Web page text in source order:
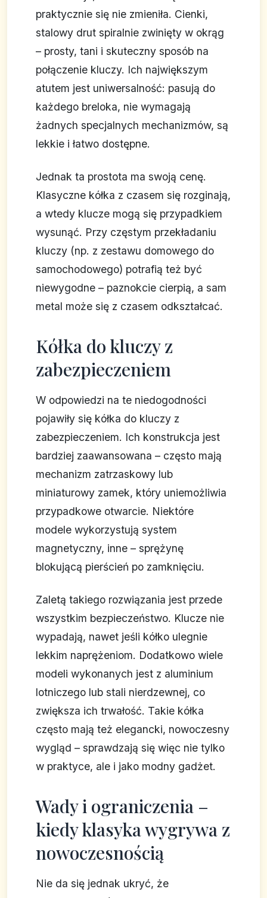
praktycznie się nie zmieniła. Cienki,
stalowy drut spiralnie zwinięty w okrąg
– prosty, tani i skuteczny sposób na
połączenie kluczy. Ich największym
atutem jest uniwersalność: pasują do
każdego breloka, nie wymagają
żadnych specjalnych mechanizmów, są
lekkie i łatwo dostępne.
Jednak ta prostota ma swoją cenę.
Klasyczne kółka z czasem się rozginają,
a wtedy klucze mogą się przypadkiem
wysunąć. Przy częstym przekładaniu
kluczy (np. z zestawu domowego do
samochodowego) potrafią też być
niewygodne – paznokcie cierpią, a sam
metal może się z czasem odkształcać.
Kółka do kluczy z
zabezpieczeniem
W odpowiedzi na te niedogodności
pojawiły się kółka do kluczy z
zabezpieczeniem. Ich konstrukcja jest
bardziej zaawansowana – często mają
mechanizm zatrzaskowy lub
miniaturowy zamek, który uniemożliwia
przypadkowe otwarcie. Niektóre
modele wykorzystują system
magnetyczny, inne – sprężynę
blokującą pierścień po zamknięciu.
Zaletą takiego rozwiązania jest przede
wszystkim bezpieczeństwo. Klucze nie
wypadają, nawet jeśli kółko ulegnie
lekkim naprężeniom. Dodatkowo wiele
modeli wykonanych jest z aluminium
lotniczego lub stali nierdzewnej, co
zwiększa ich trwałość. Takie kółka
często mają też elegancki, nowoczesny
wygląd – sprawdzają się więc nie tylko
w praktyce, ale i jako modny gadżet.
Wady i ograniczenia –
kiedy klasyka wygrywa z
nowoczesnością
Nie da się jednak ukryć, że